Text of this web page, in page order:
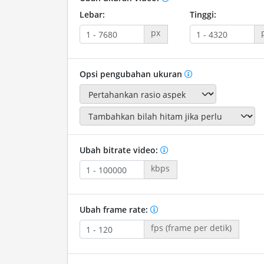
Lebar:
px
Tinggi:
Opsi pengubahan ukuran
Ubah bitrate video:
kbps
Ubah frame rate:
fps (frame per detik)